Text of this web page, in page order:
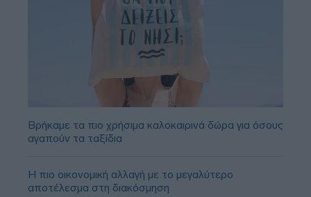
Βρήκαμε τα πιο χρήσιμα καλοκαιρινά δώρα για όσους
αγαπούν τα ταξίδια
Η πιο οικονομική αλλαγή με το μεγαλύτερο
αποτέλεσμα στη διακόσμηση